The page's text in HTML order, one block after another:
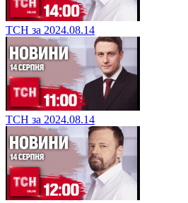
ТСН за 2024.08.14
ТСН за 2024.08.14